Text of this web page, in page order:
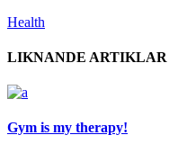
Health
LIKNANDE ARTIKLAR
Gym is my therapy!